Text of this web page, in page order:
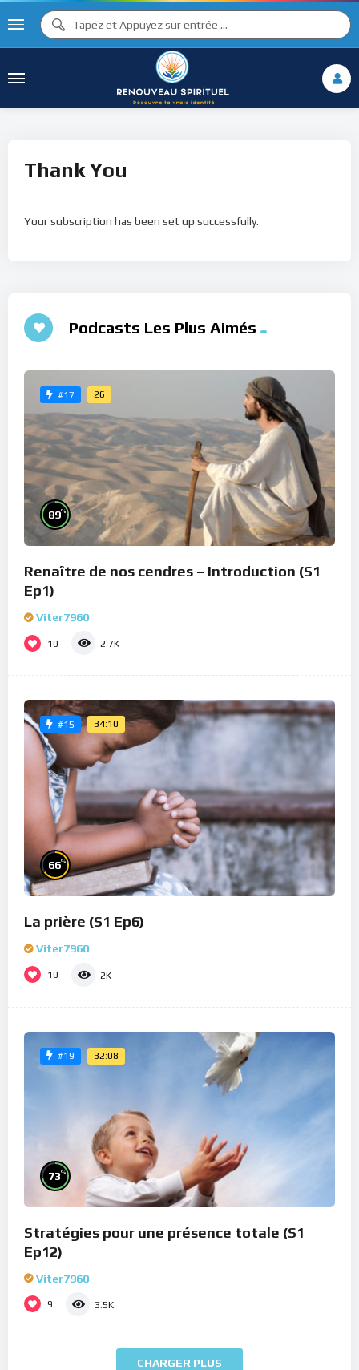
Thank You
Your subscription has been set up successfully.
Podcasts Les Plus Aimés
#17 26
89%
Renaître de nos cendres – Introduction (S1
Ep1)
Viter7960
10 2.7K
#15 34:10
66%
La prière (S1 Ep6)
Viter7960
10 2K
#19 32:08
73%
Stratégies pour une présence totale (S1
Ep12)
Viter7960
9 3.5K
CHARGER PLUS